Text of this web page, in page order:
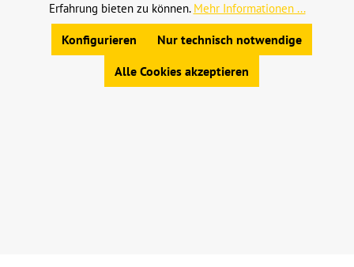
© 2023 Leinweber Landtechnik GmbH & Co. KG
Allgemeine Geschäftsbedingungen|
Widerrufsbelehrung
Impressum
Erfahrung bieten zu können. Mehr Informationen ...
Nur technisch notwendige
Konfigurieren
Alle Cookies akzeptieren